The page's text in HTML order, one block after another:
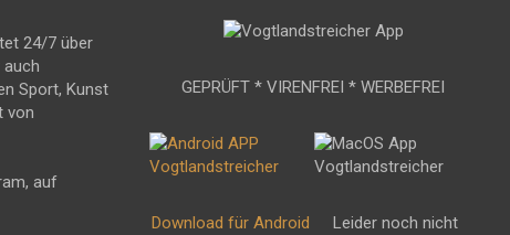
24/7 über
Sport, Kunst
von
auf
GEPRÜFT * VIRENFREI * WERBEFREI
Download für Android
Leider noch nicht